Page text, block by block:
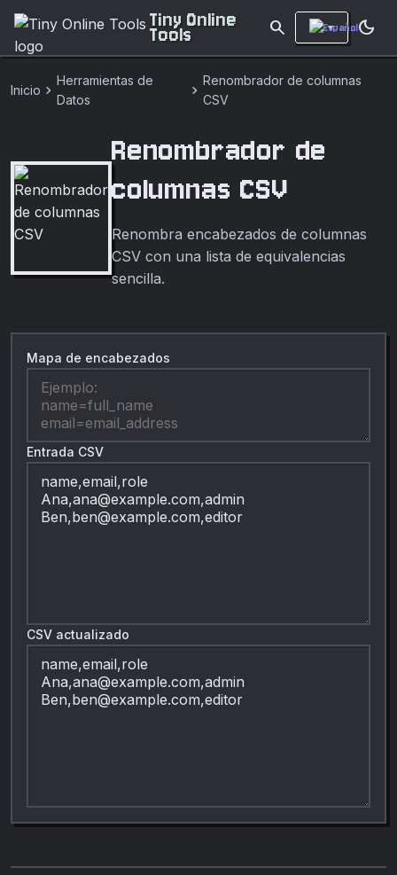
Tiny Online
Tools search dark_mode
Inicio chevron_right
Herramientas de
Datos
chevron_right
Renombrador de columnas
CSV
Renombrador de
columnas CSV
Renombra encabezados de columnas
CSV con una lista de equivalencias
sencilla.
Mapa de encabezados
Entrada CSV
CSV actualizado